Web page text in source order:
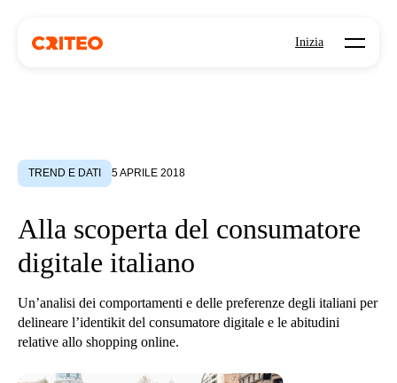
Inizia Open
TREND E DATI 5 APRILE 2018
Alla scoperta del consumatore
digitale italiano
Un’analisi dei comportamenti e delle preferenze degli italiani per
delineare l’identikit del consumatore digitale e le abitudini
relative allo shopping online.